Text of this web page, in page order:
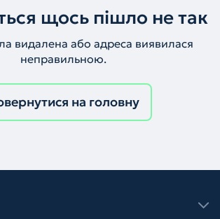
щось пішло не так
видалена або адреса виявилася
неправильною.
на головну